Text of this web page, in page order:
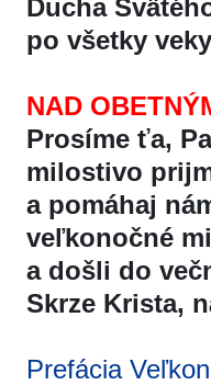
Ducha
po všetky
NAD
Prosíme ťa,
milostivo
a pomáhaj
veľkonočné
a došli do
Skrze Krista,
Prefácia